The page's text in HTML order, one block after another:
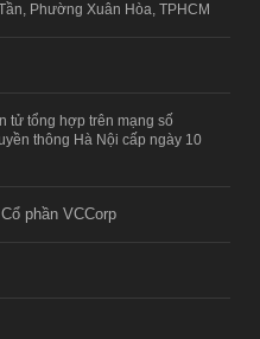
Phường Xuân Hòa, TPHCM
tử tổng hợp trên mạng số
thông Hà Nội cấp ngày 10
phần VCCorp